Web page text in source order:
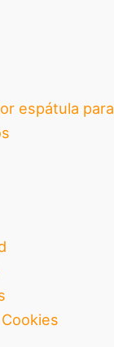
espátula para